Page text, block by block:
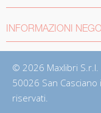
INFORMAZIONI
© 2026 Maxlibri
50026 San Casciano
riservati.